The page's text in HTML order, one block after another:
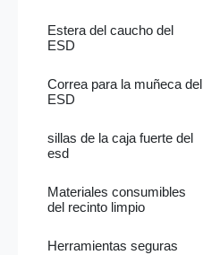
Estera del caucho del
ESD
Correa para la muñeca del
ESD
sillas de la caja fuerte del
esd
Materiales consumibles
del recinto limpio
Herramientas seguras